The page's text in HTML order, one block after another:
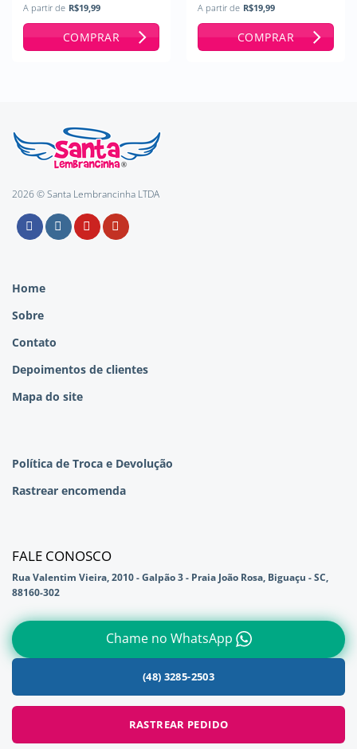
A partir de R$19,99
COMPRAR
A partir de R$19,99
COMPRAR
2026 © Santa Lembrancinha LTDA
Home
Sobre
Contato
Depoimentos de clientes
Mapa do site
Política de Troca e Devolução
Rastrear encomenda
FALE CONOSCO
Rua Valentim Vieira, 2010 - Galpão 3 - Praia João Rosa, Biguaçu - SC,
88160-302
Chame no WhatsApp
(48) 3285-2503
RASTREAR PEDIDO